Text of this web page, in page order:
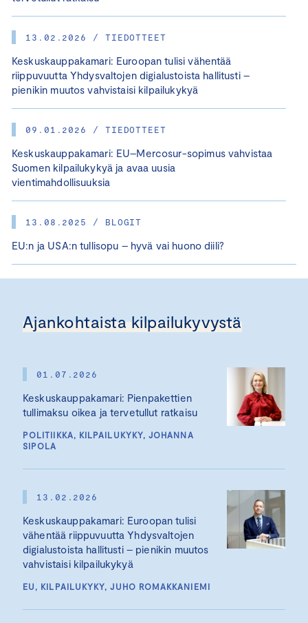
13.02.2026 / TIEDOTTEET
Keskuskauppakamari: Euroopan tulisi vähentää
riippuvuutta Yhdysvaltojen digialustoista hallitusti –
pienikin muutos vahvistaisi kilpailukykyä
09.01.2026 / TIEDOTTEET
Keskuskauppakamari: EU–Mercosur-sopimus vahvistaa
Suomen kilpailukykyä ja avaa uusia
vientimahdollisuuksia
13.08.2025 / BLOGIT
EU:n ja USA:n tullisopu – hyvä vai huono diili?
Ajankohtaista kilpailukyvystä
01.07.2026
Keskuskauppakamari: Pienpakettien
tullimaksu oikea ja tervetullut ratkaisu
POLITIIKKA, KILPAILUKYKY, JOHANNA
SIPOLA
13.02.2026
Keskuskauppakamari: Euroopan tulisi
vähentää riippuvuutta Yhdysvaltojen
digialustoista hallitusti – pienikin muutos
vahvistaisi kilpailukykyä
EU, KILPAILUKYKY, JUHO ROMAKKANIEMI